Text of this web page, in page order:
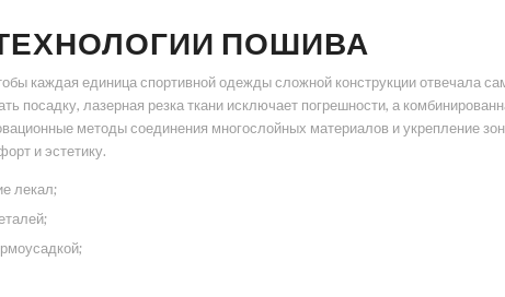
ПОШИВА
каждая единица спортивной одежды сложной конструкции отвечала
посадку, лазерная резка ткани исключает погрешности, а
методы соединения многослойных материалов и укрепление
и эстетику.
лекал;